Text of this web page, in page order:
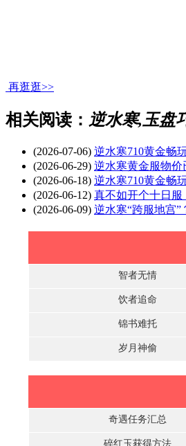
再逛逛>>
相关阅读： 逆水寒,玉盘
(2026-07-06) 逆水寒710黄金畅
(2026-06-29) 逆水寒黄金服物
(2026-06-18) 逆水寒710黄金畅
(2026-06-12) 真不如开个十日
(2026-06-09) 逆水寒“跨服地宫”
智者无情
饮者追命
锦书难托
岁月神偷
奇遇任务汇总
碎红玉获得方法